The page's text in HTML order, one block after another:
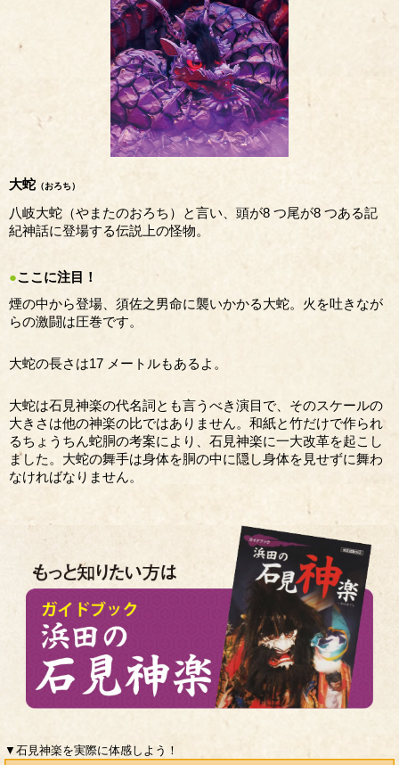
大蛇 （おろち）
八岐大蛇（やまたのおろち）と言い、頭が8 つ尾が8 つある記
紀神話に登場する伝説上の怪物。
●ここに注目！
煙の中から登場、須佐之男命に襲いかかる大蛇。火を吐きなが
らの激闘は圧巻です。
大蛇の長さは17 メートルもあるよ。
大蛇は石見神楽の代名詞とも言うべき演目で、そのスケールの
大きさは他の神楽の比ではありません。和紙と竹だけで作られ
るちょうちん蛇胴の考案により、石見神楽に一大改革を起こし
ました。大蛇の舞手は身体を胴の中に隠し身体を見せずに舞わ
なければなりません。
▼石見神楽を実際に体感しよう！